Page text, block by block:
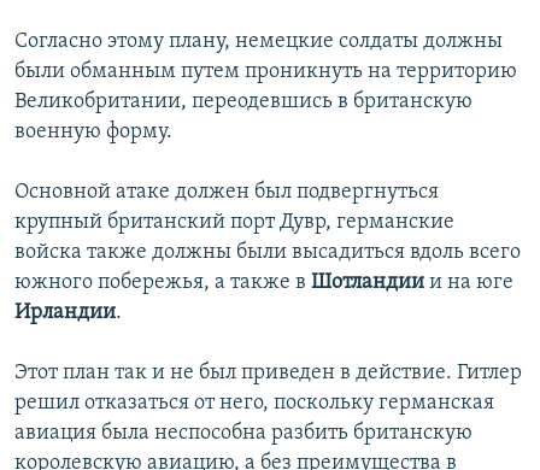
İZ - MƏDƏNIYYƏT PROQRAMI
MATERIALLARIMIZDAN ISTIFADƏ
AZADLIQRADIOSU MOBIL TELEFONUNUZDA
BIZIMLƏ ƏLAQƏ
RFE/RL-in bütün saytları
Согласно этому плану, немецкие солдаты должны
были обманным путем проникнуть на территорию
Великобритании, переодевшись в британскую
военную форму.
Основной атаке должен был подвергнуться
крупный британский порт Дувр, германские
войска также должны были высадиться вдоль всего
южного побережья, а также в Шотландии и на юге
Ирландии.
Этот план так и не был приведен в действие. Гитлер
решил отказаться от него, поскольку германская
авиация была неспособна разбить британскую
королевскую авиацию, а без преимущества в